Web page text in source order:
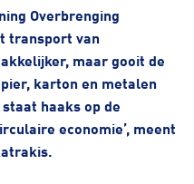
Overbrenging
transport van
maar gooit de
karton en metalen
haaks op de
economie’, meent